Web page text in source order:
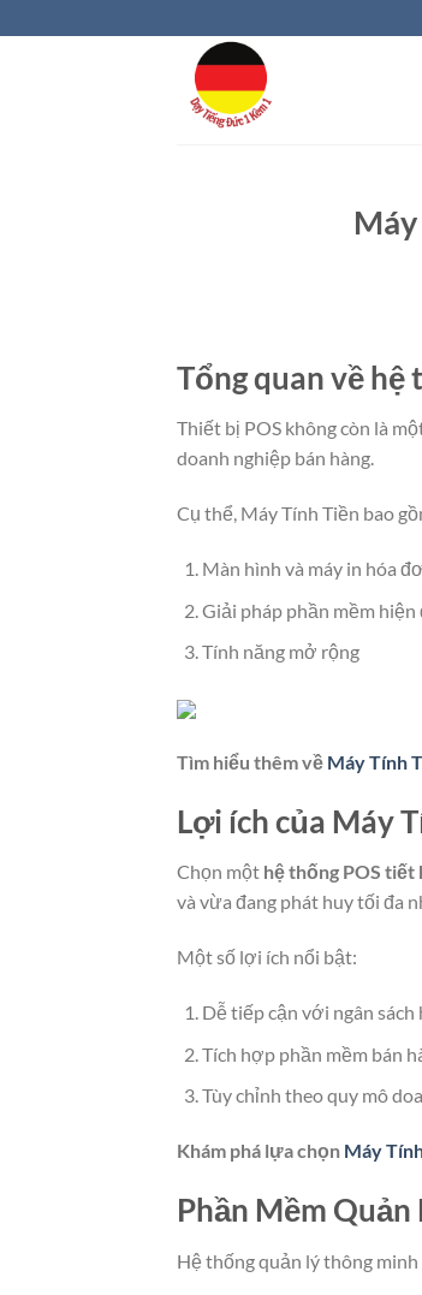
qua
Tổng quan về hệ
Thiết bị POS không còn là
doanh nghiệp bán hàng.
Cụ thể, Máy Tính Tiền bao
Màn hình và máy in hóa
Giải pháp phần mềm hiện
Tính năng mở rộng
Tìm hiểu thêm về Máy Tính
Lợi ích của Máy
Chọn một hệ thống POS tiết
và vừa đang phát huy tối đa
Một số lợi ích nổi bật:
Dễ tiếp cận với ngân sách
Tích hợp phần mềm bán
Tùy chỉnh theo quy mô
Khám phá lựa chọn Máy
Phần Mềm Quản
Hệ thống quản lý thông minh